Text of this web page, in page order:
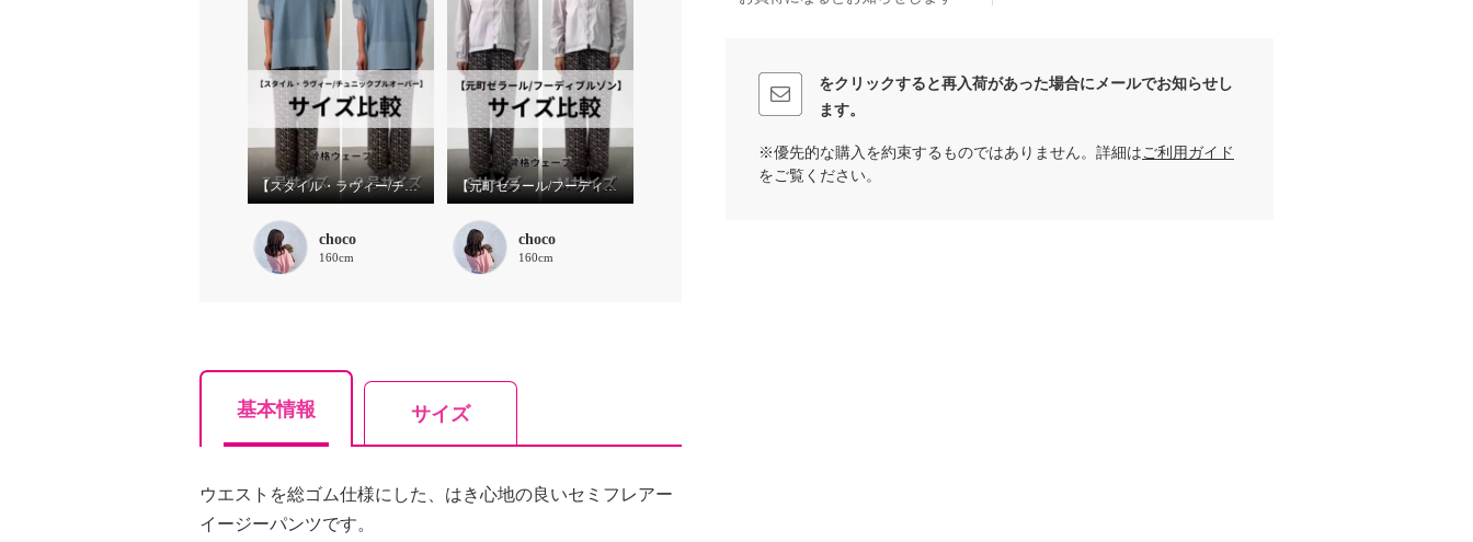
【スタイル・ラヴィー/チュニックプルオーバー】サイズ比較
choco
160cm
【元町ゼラール/フーディブルゾン】サイズ比較
choco
160cm
基本情報 サイズ
ウエストを総ゴム仕様にした、はき心地の良いセミフレアー
イージーパンツです。
をクリックすると再入荷があった場合にメールでお知らせし
ます。
※優先的な購入を約束するものではありません。詳細は ご利用ガイド
をご覧ください。